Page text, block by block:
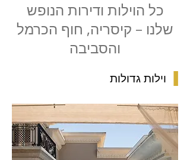
כל הוילות ודירות הנופש
שלנו – קיסריה, חוף הכרמל
והסביבה
וילות גדולות